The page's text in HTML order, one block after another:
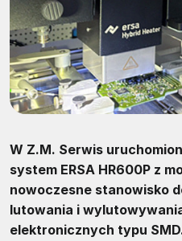
W Z.M. Serwis
system ERSA HR600P z
nowoczesne stanowisko
lutowania i
elektronicznych typu